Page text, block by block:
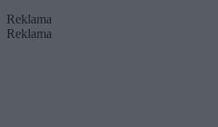
Reklama
Reklama